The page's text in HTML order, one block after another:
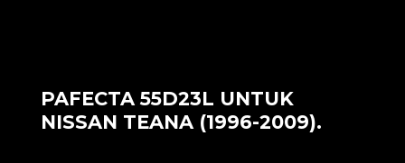
PAFECTA 55D23L UNTUK
NISSAN TEANA (1996-2009).